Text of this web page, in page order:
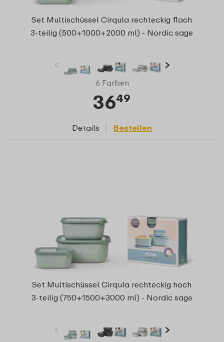
Set Multischüssel Cirqula rechteckig flach
3-teilig (500+1000+2000 ml) - Nordic sage
6 Farben
3649
Details Bestellen
Set Multischüssel Cirqula rechteckig hoch
3-teilig (750+1500+3000 ml) - Nordic sage